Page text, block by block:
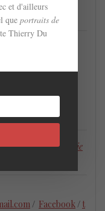
Veydarier surGalerie
/ Facebook/ t
et d'ailleurs
queportraits de
Thierry Du